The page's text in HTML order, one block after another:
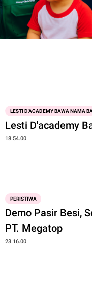
LESTI D'ACADEMY BAWA NAMA
Lesti D'academy
18.54.00
PERISTIWA
Demo Pasir Besi,
PT. Megatop
23.16.00